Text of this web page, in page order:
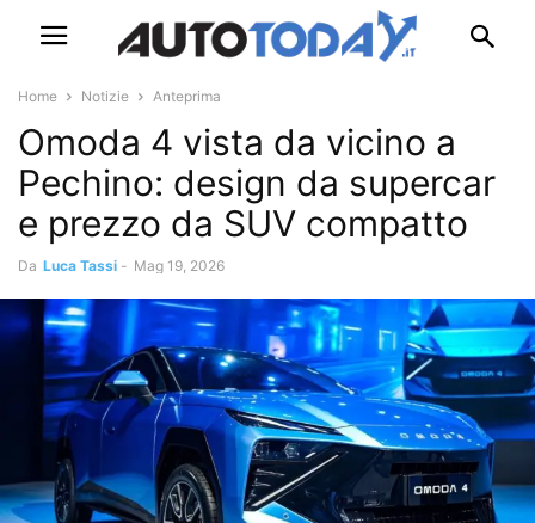
Home Notizie Anteprima
Omoda 4 vista da vicino a
Pechino: design da supercar
e prezzo da SUV compatto
Da Luca Tassi - Mag 19, 2026